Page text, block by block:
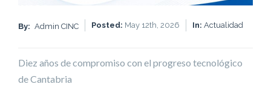
By: Admin CINC Posted: May 12th, 2026 In: Actualidad
Diez años de compromiso con el progreso tecnológico
de Cantabria